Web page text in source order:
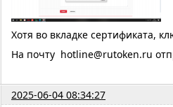
Хотя во вкладке сертификата,
На почту hotline@rutoken.ru
2025-06-04 08:34:27